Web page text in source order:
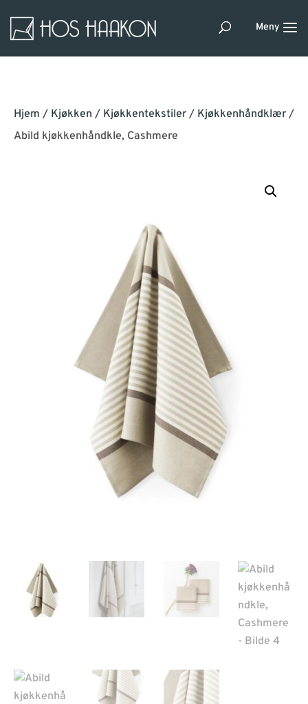
Hjem / Kjøkken / Kjøkkentekstiler / Kjøkkenhåndklær /
Abild kjøkkenhåndkle, Cashmere